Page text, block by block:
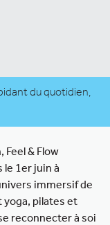
du quotidien,
& Flow
1er juin à
immersif de
pilates et
reconnecter à soi